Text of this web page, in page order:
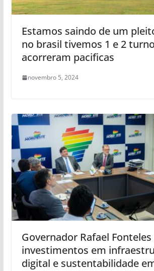
Estamos saindo de um
no brasil tivemos 1 e 2
acorreram pacificas
novembro 5, 2024
Governador Rafael
investimentos em
digital e sustentabilidade